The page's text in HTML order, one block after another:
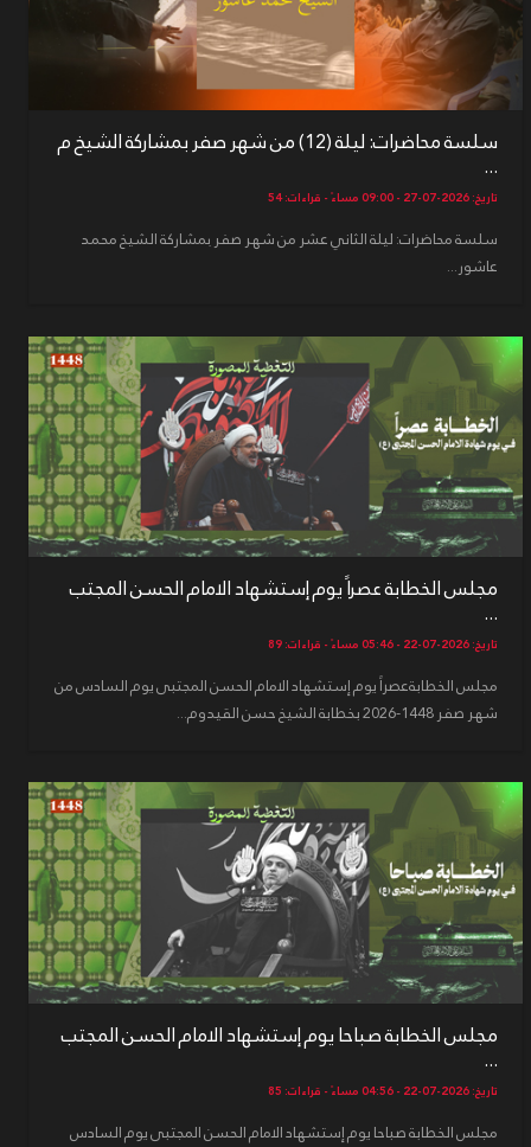
سلسة محاضرات: ليلة (12) من شهر صفر بمشاركة الشيخ م
...
تاريخ: 2026-07-27 - 09:00 مساءً - قراءات: 54
سلسة محاضرات: ليلة الثاني عشر من شهر صفر بمشاركة الشيخ محمد
عاشور...
مجلس الخطابة عصراً يوم إستشهاد الامام الحسن المجتب
...
تاريخ: 2026-07-22 - 05:46 مساءً - قراءات: 89
مجلس الخطابةعصراً يوم إستشهاد الامام الحسن المجتبى يوم السادس من
شهر صفر 1448-2026 بخطابة الشيخ حسن القيدوم...
مجلس الخطابة صباحا يوم إستشهاد الامام الحسن المجتب
...
تاريخ: 2026-07-22 - 04:56 مساءً - قراءات: 85
مجلس الخطابة صباحا يوم إستشهاد الامام الحسن المجتبى يوم السادس